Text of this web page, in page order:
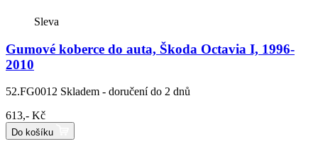
Sleva
Gumové koberce do auta, Škoda Octavia I, 1996-
2010
52.FG0012 Skladem - doručení do 2 dnů
613,- Kč
Do košíku